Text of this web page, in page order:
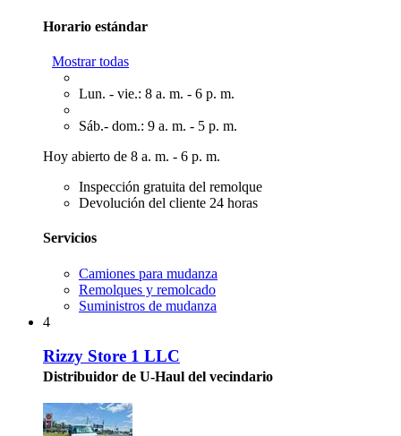
Horario estándar
Mostrar todas
Lun. - vie.: 8 a. m. - 6 p. m.
Sáb.- dom.: 9 a. m. - 5 p. m.
Hoy abierto de 8 a. m. - 6 p. m.
Inspección gratuita del remolque
Devolución del cliente 24 horas
Servicios
Camiones para mudanza
Remolques y remolcado
Suministros de mudanza
4
Rizzy Store 1 LLC
Distribuidor de U-Haul del vecindario